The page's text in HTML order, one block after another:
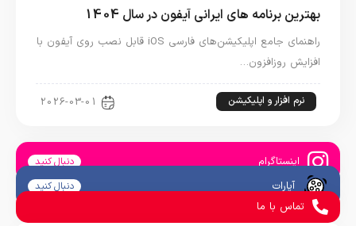
بهترین برنامه های ایرانی آیفون در سال 1404
راهنمای جامع اپلیکیشن‌های فارسی iOS قابل نصب روی آیفون با
افزایش روزافزون…
نرم افزار و اپلیکیشن 2026-03-01
اینستاگرام دنبال کنید
آپارات دنبال کنید
تماس با ما